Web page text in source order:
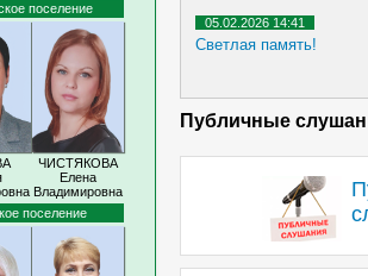
поселение
ЧИСТЯКОВА
Елена
Владимировна
поселение
05.02.2026 14:41
Светлая память!
Публичные